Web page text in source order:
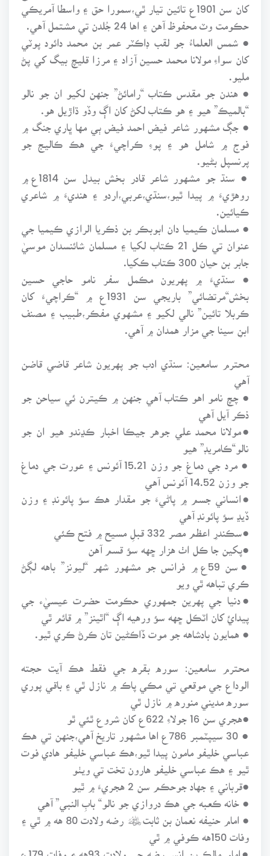
کان سن 1901ع تائين تيار ٿي،سمورا حق ۽ واسطا آمريڪي
حڪومت وٽ محفوظ آهن ۽ اها 24 جُلدن تي مشتمل آهي.
● شمس العلماءُ جو لقب ڊاڪٽر عمر بن محمد دائود پوٽي
کان سواءِ مولانا محمد حسين آزاد ۽ مرزا قليچ بيگ کي پڻ
مليو.
● هندن جو مقدس ڪتاب “رامائڻ” جنهن لکيو ان جو نالو
“بالميڪ” هيو ۽ هو ڪتاب لکڻ کان اڳ وڏو ڌاڙيل هو.
● جڳ مشهور شاعر فيض احمد فيض ٻي مها ڀاري جنگ ۾
فوج ۾ شامل هو ۽ پوءِ ڪراچيءَ جي هڪ ڪاليج جو
پرنسپل بڻيو.
روهڙيءَ ۾ پيدا ٿيو،سنڌي،عربي،اردو ۽ هنديءَ ۾ شاعري
ڪيائين.
● مسلمان ڪيميا دان ابوبڪر بن ذڪريا الرازي ڪيميا جي
عنوان تي ڪل 21 ڪتاب لکيا ۽ مسلمان شائنسدان موسيٰ
جابر بن حيان 300 ڪتاب ڪکيا.
● سنڌيءَ ۾ پهريون مڪمل سفر نامو حاجي حسين
بخش“مرتضائي” باريجي سن 1931ع ۾ “ڪراچيءَ کان
ڪربلا تائين” نالي لکيو ۽ مشهوي مفڪر،طبيب ۽ مصنف
ابنِ سينا جي مزار همدان ۾ آهي.
محترم سامعين: سنڌي ادب جو پهريون شاعر قاضي قاضن
آهي
● چچ نامو اهو ڪتاب آهي جنهن ۾ ڪيترن ئي سياحن جو
ذڪر آيل آهي
●مولانا محمد علي جوهر جيڪا اخبار ڪڍندو هيو ان جو
نالو“ڪامريڊ” هيو
● مرد جي دماغ جو وزن 15.21 آئونس ۽ عورت جي دماغ
●انساني جسم ۾ پاڻيءَ جو مقدار هڪ سؤ پائونڊ ۽ وزن
ڏيڍ سؤ پائونڊ آهي
●سڪندرِ اعظم مصر 332 قبلِ مسيح ۾ فتح ڪئي
●پکين جا ڪل اٺ هزار ڇهه سؤ قسم آهن
●سن 59ع ۾ فرانس جو مشهور شهر “ليونز” باهه لڳڻ
ڪري تباهه ٿي ويو
●دنيا جي پهرين جمهوري حڪومت حضرت عيسيٰء جي
پيدائ کان اٽڪل ڇهه سؤ ورهيه اڳ “اٿينز” ۾ قائم ٿي
● همايون بادشاهه جو موت ڏاڪڻين تان ڪرڻ ڪري ٿيو.
محترم سامعين: سوره بقره جي فقط هڪ آيت حجته
الوداع جي موقعي تي مڪي پاڪ ۾ نازل ٿي ۽ باقي پوري
سوره مديني منوره ۾ نازل ٿي
● 30 سيپٽمبر 786ع اها مشهور تاريخ آهي،جنهن تي هڪ
عباسي خليفو مامون پيدا ٿيو،هڪ عباسي خليفو هادي فوت
ٿيو ۽ هڪ عباسي خليفو هارون تخت تي ويٺو
●قرباني ۽ جهاد جوحڪم سن 2 هجريءَ ۾ ٿيو
● خانه ڪعبه جي هڪ دروازي جو نالو“ بابِ النبي” آهي
وفات 150هه ڪوفي ۾ ٿي